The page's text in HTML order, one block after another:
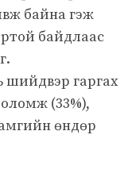
явж байна гэж
байдлаас
шийдвэр гаргах
(33%),
өндөр